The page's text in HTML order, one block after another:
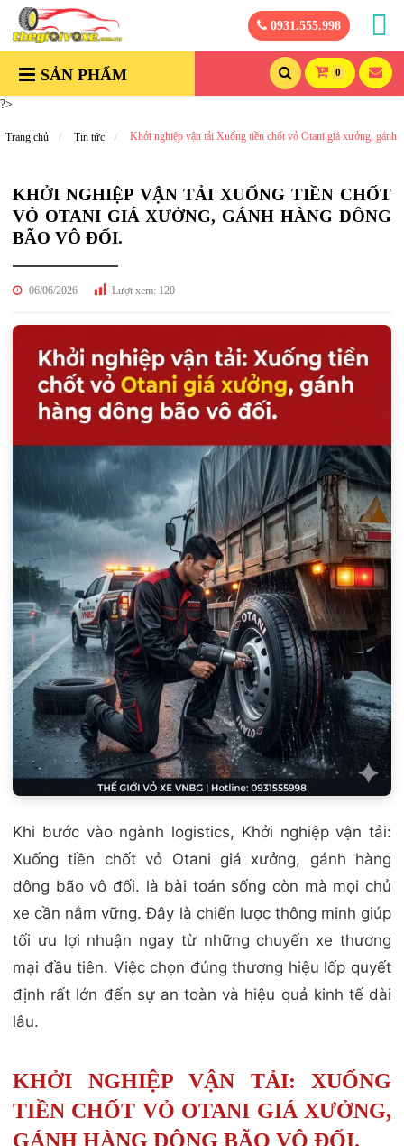
0931.555.998
SẢN PHẨM 0
?>
Trang chủ Tin tức Khởi nghiệp vận tải Xuống tiền chốt vỏ Otani giá xưởng, gánh
KHỞI NGHIỆP VẬN TẢI XUỐNG TIỀN CHỐT
VỎ OTANI GIÁ XƯỞNG, GÁNH HÀNG DÔNG
BÃO VÔ ĐỐI.
06/06/2026 Lượt xem: 120
Khi bước vào ngành logistics, Khởi nghiệp vận tải:
Xuống tiền chốt vỏ Otani giá xưởng, gánh hàng
dông bão vô đối. là bài toán sống còn mà mọi chủ
xe cần nắm vững. Đây là chiến lược thông minh giúp
tối ưu lợi nhuận ngay từ những chuyến xe thương
mại đầu tiên. Việc chọn đúng thương hiệu lốp quyết
định rất lớn đến sự an toàn và hiệu quả kinh tế dài
lâu.
KHỞI NGHIỆP VẬN TẢI: XUỐNG
TIỀN CHỐT VỎ OTANI GIÁ XƯỞNG,
GÁNH HÀNG DÔNG BÃO VÔ ĐỐI.